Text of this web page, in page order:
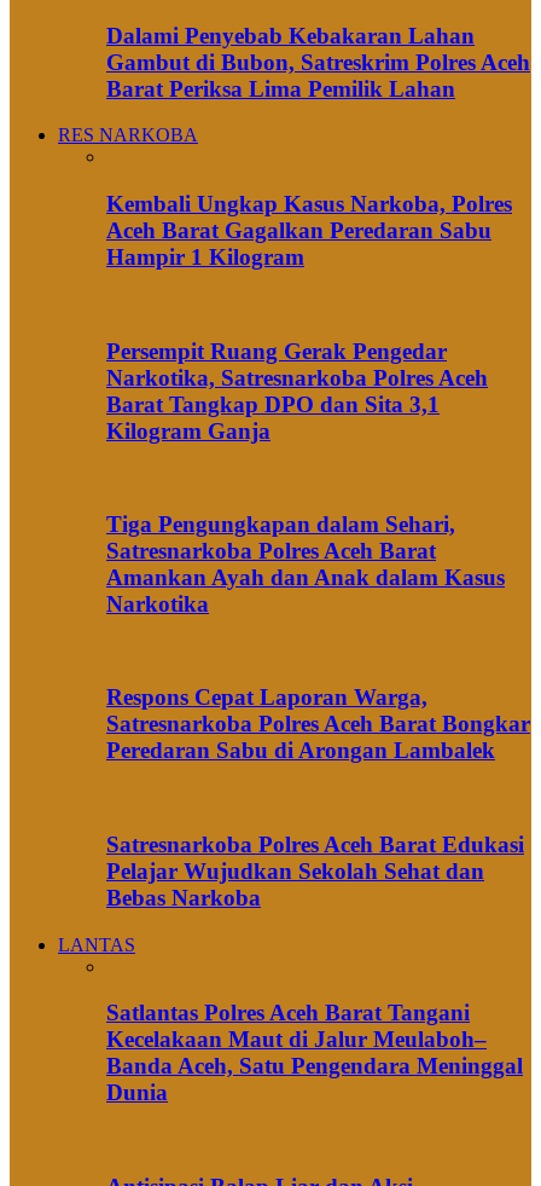
Dalami Penyebab Kebakaran Lahan
Gambut di Bubon, Satreskrim Polres Aceh
Barat Periksa Lima Pemilik Lahan
RES NARKOBA
Kembali Ungkap Kasus Narkoba, Polres
Aceh Barat Gagalkan Peredaran Sabu
Hampir 1 Kilogram
Persempit Ruang Gerak Pengedar
Narkotika, Satresnarkoba Polres Aceh
Barat Tangkap DPO dan Sita 3,1
Kilogram Ganja
Tiga Pengungkapan dalam Sehari,
Satresnarkoba Polres Aceh Barat
Amankan Ayah dan Anak dalam Kasus
Narkotika
Respons Cepat Laporan Warga,
Satresnarkoba Polres Aceh Barat Bongkar
Peredaran Sabu di Arongan Lambalek
Satresnarkoba Polres Aceh Barat Edukasi
Pelajar Wujudkan Sekolah Sehat dan
Bebas Narkoba
LANTAS
Satlantas Polres Aceh Barat Tangani
Kecelakaan Maut di Jalur Meulaboh–
Banda Aceh, Satu Pengendara Meninggal
Dunia